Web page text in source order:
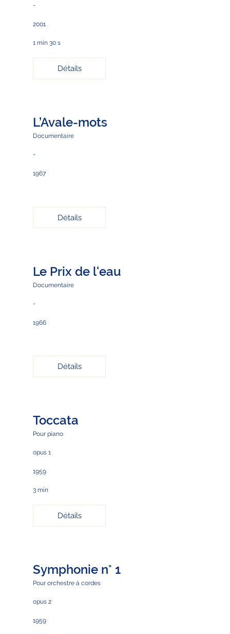
-
2001
1 min 30 s
Détails
L’Avale-mots
Documentaire
-
1967
Détails
Le Prix de l'eau
Documentaire
-
1966
Détails
Toccata
Pour piano
opus 1
1959
3 min
Détails
Symphonie n° 1
Pour orchestre à cordes
opus 2
1959